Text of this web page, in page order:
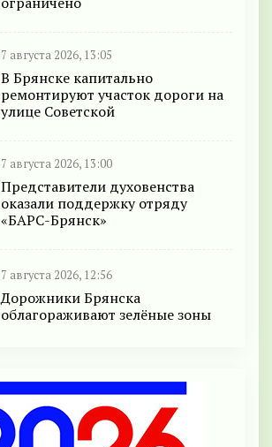
7 августа 2026, 13:05
В Брянске капитально
ремонтируют участок дороги на
улице Советской
7 августа 2026, 13:00
Представители духовенства
оказали поддержку отряду
«БАРС-Брянск»
7 августа 2026, 12:56
Дорожники Брянска
облагораживают зелёные зоны